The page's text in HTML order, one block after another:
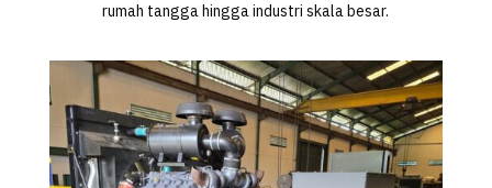
rumah tangga hingga industri skala besar.